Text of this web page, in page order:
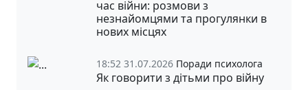
час війни: розмови з
незнайомцями та прогулянки в
нових місцях
18:52 31.07.2026 Поради психолога
Як говорити з дітьми про війну